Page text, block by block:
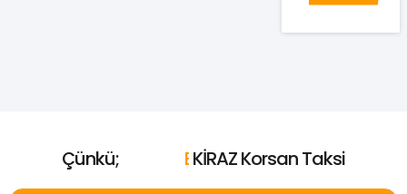
Çünkü; uz
KİRAZ Korsan Taksi